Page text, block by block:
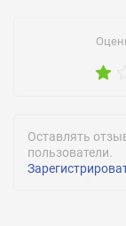
№2882 от 23 мая
Оставлять
пользователи.